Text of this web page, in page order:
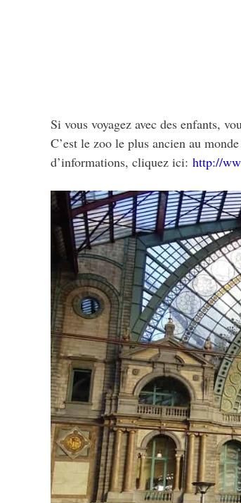
Si vous voyagez avec des enfants,
C’est le zoo le plus ancien au
d’informations, cliquez ici: http://